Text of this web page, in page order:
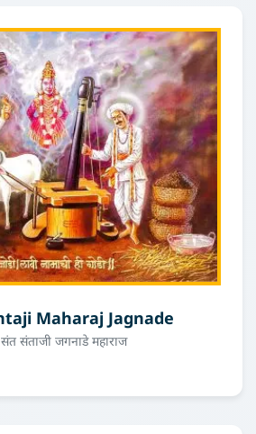
Maharaj Jagnade
संत संताजी जगनाडे महाराज